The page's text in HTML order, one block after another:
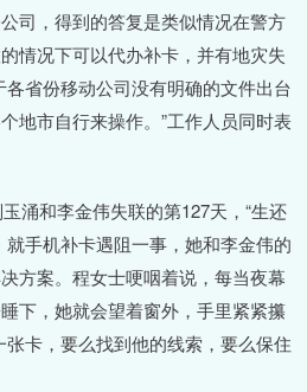
司，得到的答复是类似情况在警方
情况下可以代办补卡，并有地灾失
省份移动公司没有明确的文件出台
地市自行来操作。”工作人员同时表
涌和李金伟失联的第127天，“生还
就手机补卡遇阻一事，她和李金伟的
方案。程女士哽咽着说，每当夜幕
下，她就会望着窗外，手里紧紧攥
卡，要么找到他的线索，要么保住